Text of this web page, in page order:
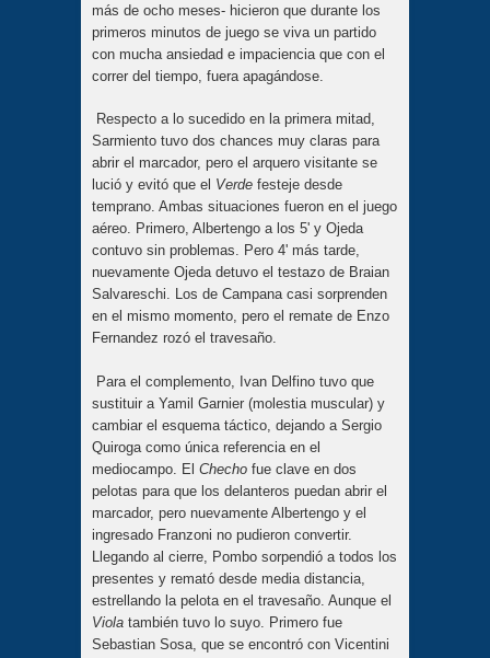
más de ocho meses- hicieron que durante los
primeros minutos de juego se viva un partido
con mucha ansiedad e impaciencia que con el
correr del tiempo, fuera apagándose.
Respecto a lo sucedido en la primera mitad,
Sarmiento tuvo dos chances muy claras para
abrir el marcador, pero el arquero visitante se
lució y evitó que el Verde festeje desde
temprano. Ambas situaciones fueron en el juego
aéreo. Primero, Albertengo a los 5' y Ojeda
contuvo sin problemas. Pero 4' más tarde,
nuevamente Ojeda detuvo el testazo de Braian
Salvareschi. Los de Campana casi sorprenden
en el mismo momento, pero el remate de Enzo
Fernandez rozó el travesaño.
Para el complemento, Ivan Delfino tuvo que
sustituir a Yamil Garnier (molestia muscular) y
cambiar el esquema táctico, dejando a Sergio
Quiroga como única referencia en el
mediocampo. El Checho fue clave en dos
pelotas para que los delanteros puedan abrir el
marcador, pero nuevamente Albertengo y el
ingresado Franzoni no pudieron convertir.
Llegando al cierre, Pombo sorpendió a todos los
presentes y remató desde media distancia,
estrellando la pelota en el travesaño. Aunque el
Viola también tuvo lo suyo. Primero fue
Sebastian Sosa, que se encontró con Vicentini